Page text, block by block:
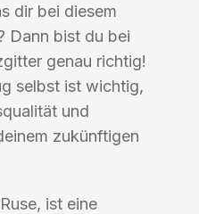
dir bei diesem
Dann bist du bei
genau richtig!
selbst ist wichtig,
und
zukünftigen
ist eine